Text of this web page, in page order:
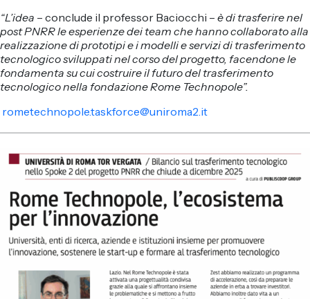
“L’idea – conclude il professor Baciocchi – è di trasferire nel
post PNRR le esperienze dei team che hanno collaborato alla
realizzazione di prototipi e i modelli e servizi di trasferimento
tecnologico sviluppati nel corso del progetto, facendone le
fondamenta su cui costruire il futuro del trasferimento
tecnologico nella fondazione Rome Technopole”.
rometechnopole.taskforce@uniroma2.it